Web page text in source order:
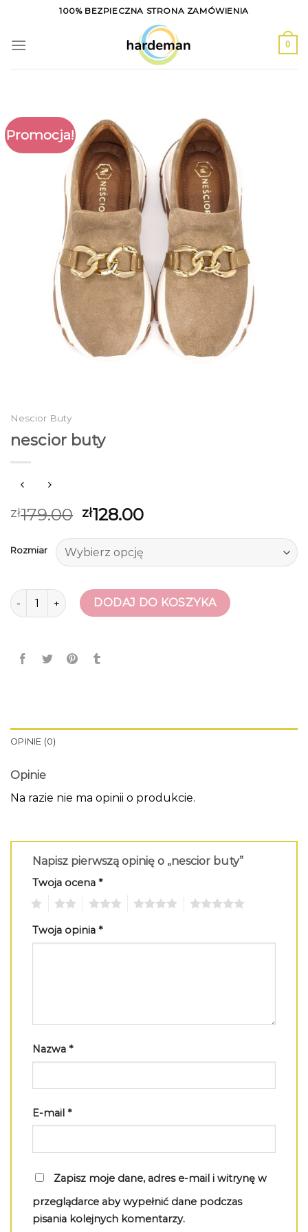
content
100% BEZPIECZNA STRONA ZAMÓWIENIA
0
Promocja!
Nescior Buty
nescior buty
zł179.00 zł128.00
Rozmiar
ilość nescior butyDODAJ DO KOSZYKA
OPINIE (0)
Opinie
Na razie nie ma opinii o produkcie.
Napisz pierwszą opinię o „nescior buty”
Twoja ocena *
Twoja opinia *
Nazwa *
E-mail *
Zapisz moje dane, adres e-mail i witrynę w
przeglądarce aby wypełnić dane podczas
pisania kolejnych komentarzy.